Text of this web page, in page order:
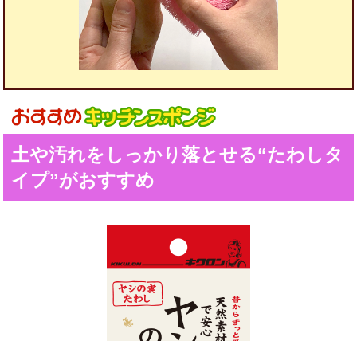
土や汚れをしっかり落とせる“たわしタ
イプ”がおすすめ